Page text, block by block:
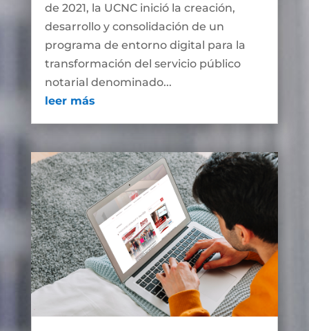
de 2021, la UCNC inició la creación,
desarrollo y consolidación de un
programa de entorno digital para la
transformación del servicio público
notarial denominado...
leer más